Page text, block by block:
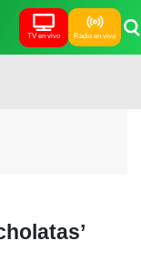
TV en vivo Radio en vivo